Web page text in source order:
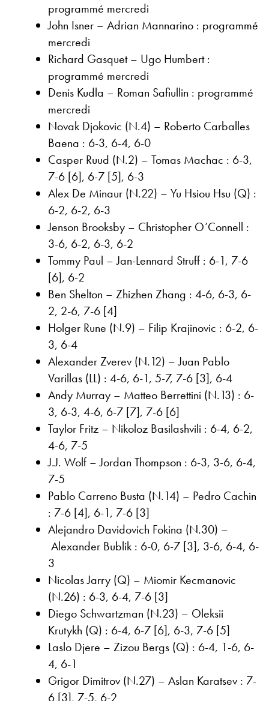
programmé mercredi
John Isner – Adrian Mannarino : programmé
mercredi
Richard Gasquet – Ugo Humbert :
programmé mercredi
Denis Kudla – Roman Safiullin : programmé
mercredi
Novak Djokovic (N.4) – Roberto Carballes
Baena : 6-3, 6-4, 6-0
Casper Ruud (N.2) – Tomas Machac : 6-3,
7-6 [6], 6-7 [5], 6-3
Alex De Minaur (N.22) – Yu Hsiou Hsu (Q) :
6-2, 6-2, 6-3
Jenson Brooksby – Christopher O’Connell :
3-6, 6-2, 6-3, 6-2
Tommy Paul – Jan-Lennard Struff : 6-1, 7-6
[6], 6-2
Ben Shelton – Zhizhen Zhang : 4-6, 6-3, 6-
2, 2-6, 7-6 [4]
Holger Rune (N.9) – Filip Krajinovic : 6-2, 6-
3, 6-4
Alexander Zverev (N.12) – Juan Pablo
Varillas (LL) : 4-6, 6-1, 5-7, 7-6 [3], 6-4
Andy Murray – Matteo Berrettini (N.13) : 6-
3, 6-3, 4-6, 6-7 [7], 7-6 [6]
Taylor Fritz – Nikoloz Basilashvili : 6-4, 6-2,
4-6, 7-5
J.J. Wolf – Jordan Thompson : 6-3, 3-6, 6-4,
7-5
Pablo Carreno Busta (N.14) – Pedro Cachin
: 7-6 [4], 6-1, 7-6 [3]
Alejandro Davidovich Fokina (N.30) –
Alexander Bublik : 6-0, 6-7 [3], 3-6, 6-4, 6-
3
Nicolas Jarry (Q) – Miomir Kecmanovic
(N.26) : 6-3, 6-4, 7-6 [3]
Diego Schwartzman (N.23) – Oleksii
Krutykh (Q) : 6-4, 6-7 [6], 6-3, 7-6 [5]
Laslo Djere – Zizou Bergs (Q) : 6-4, 1-6, 6-
4, 6-1
Grigor Dimitrov (N.27) – Aslan Karatsev : 7-
6 [3], 7-5, 6-2